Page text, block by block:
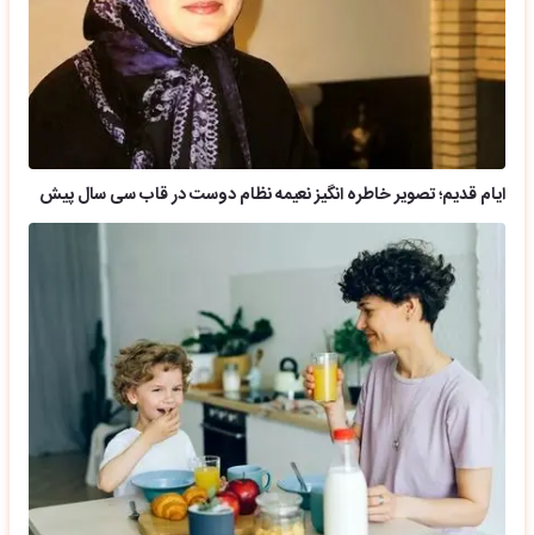
ایام قدیم؛ تصویر خاطره انگیز نعیمه نظام دوست در قاب سی سال پیش